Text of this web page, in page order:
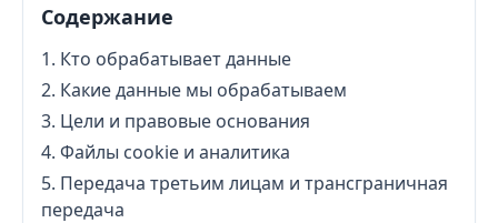
Содержание
Кто обрабатывает данные
Какие данные мы обрабатываем
Цели и правовые основания
Файлы cookie и аналитика
Передача третьим лицам и трансграничная
передача